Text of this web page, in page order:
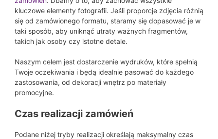
kluczowe elementy fotografii. Jeśli proporcje zdjęcia różnią
się od zamówionego formatu, staramy się dopasować je w
taki sposób, aby uniknąć utraty ważnych fragmentów,
takich jak osoby czy istotne detale.
Naszym celem jest dostarczenie wydruków, które spełnią
Twoje oczekiwania i będą idealnie pasować do każdego
zastosowania, od dekoracji wnętrz po materiały
promocyjne.
Czas realizacji zamówień
Podane niżej tryby realizacji określają maksymalny czas